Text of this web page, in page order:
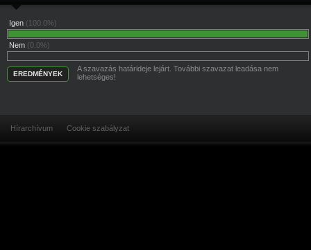
Igen (100.0%)
Nem (0.0%)
EREDMÉNYEK
A szavazás határideje lejárt. További szavazat leadása nem
lehetséges!
Hírarchívum Cookie szabályzat